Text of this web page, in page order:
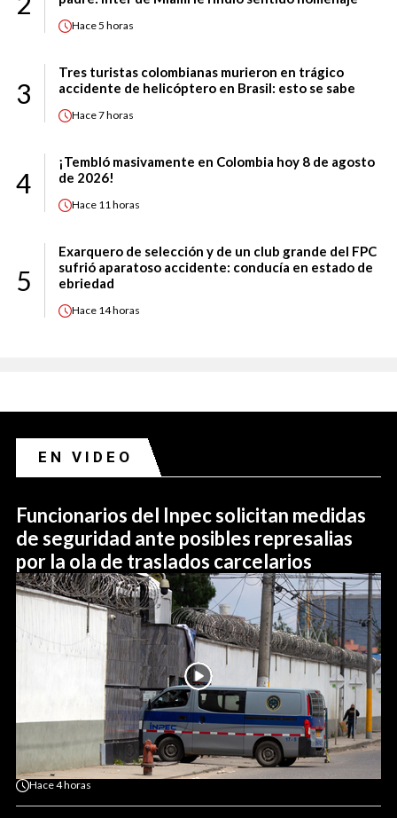
Hace5 horas
3
Tres turistas colombianas murieron en trágico
accidente de helicóptero en Brasil: esto se sabe
Hace7 horas
4
¡Tembló masivamente en Colombia hoy 8 de agosto
de 2026!
Hace 11 horas
5
Exarquero de selección y de un club grande del FPC
sufrió aparatoso accidente: conducía en estado de
ebriedad
Hace 14 horas
EN VIDEO
Funcionarios del Inpec solicitan medidas
de seguridad ante posibles represalias
por la ola de traslados carcelarios
Hace4 horas